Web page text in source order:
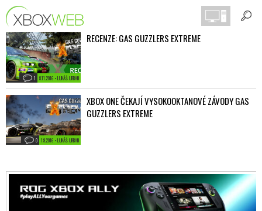
8.11.2016 • LUKÁŠ URBAN
1
RECENZE: GAS GUZZLERS EXTREME
1.9.2016 • LUKÁŠ URBAN
0
XBOX ONE ČEKAJÍ VYSOKOOKTANOVÉ ZÁVODY GAS
GUZZLERS EXTREME